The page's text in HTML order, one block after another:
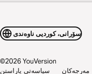
سۆرانی، کوردیی ناوەندی
©2026YouVersion
سیاسەتی پاراستن مەرجەکان